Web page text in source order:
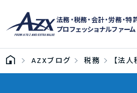
法務・税務・会計・労務・特
プロフェッショナルファーム
AZXブログ 税務 【法